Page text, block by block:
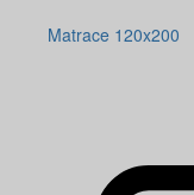
Matrace 120x200